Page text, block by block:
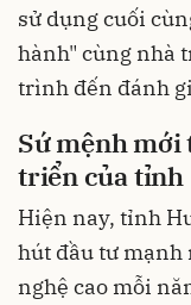
sử dụng cuối
hành" cùng nhà
trình đến đánh
Sứ mệnh
triển của tỉnh
Hiện nay, tỉnh
hút đầu tư mạnh
nghệ cao mỗi